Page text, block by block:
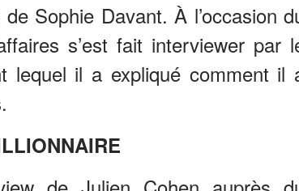
Sophie Davant. À l’occasion
s’est fait interviewer par
lequel il a expliqué comment il